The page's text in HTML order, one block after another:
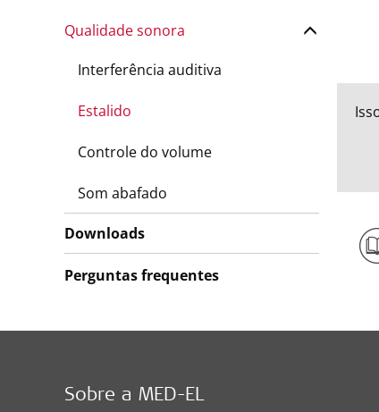
Qualidade sonora
Interferência auditiva
Estalido
Controle do volume
Som abafado
Downloads
Perguntas frequentes
Sobre a MED-EL